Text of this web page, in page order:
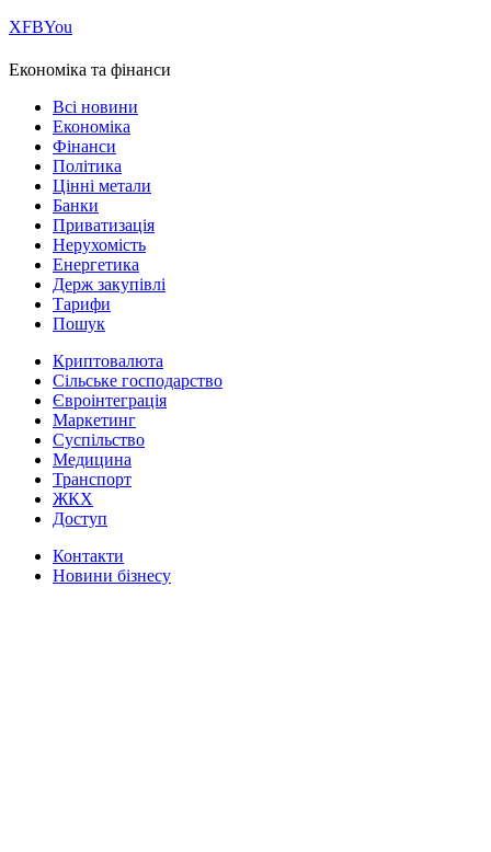
ХFBYou
Економіка та фінанси
Всі новини
Економіка
Фінанси
Політика
Цінні метали
Банки
Приватизація
Нерухомість
Енергетика
Держ закупівлі
Тарифи
Пошук
Криптовалюта
Сільське господарство
Євроінтеграція
Маркетинг
Суспільство
Медицина
Транспорт
ЖКХ
Доступ
Контакти
Новини бізнесу